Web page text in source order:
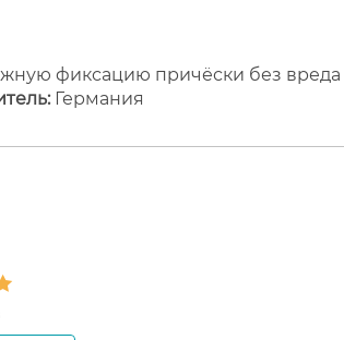
фиксацию причёски без
Германия